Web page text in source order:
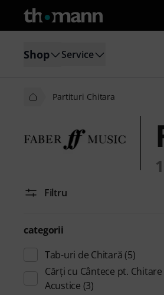
Shop Service
Partituri Chitara
Filtru
categorii
Tab-uri de Chitară (5)
Cărţi cu Cântece pt. Chitare
Acustice (3)